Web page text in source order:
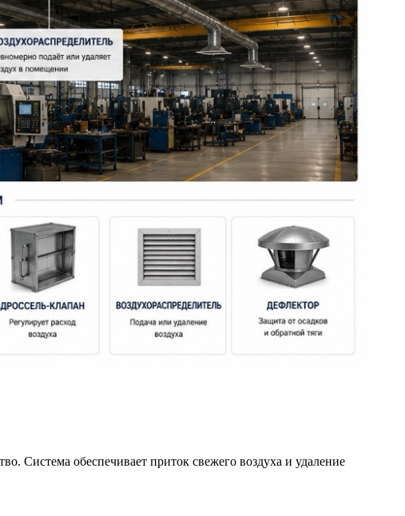
Система обеспечивает приток свежего воздуха и удаление